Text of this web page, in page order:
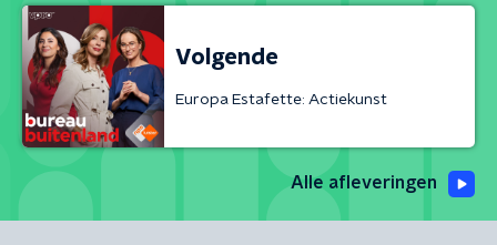
Volgende
Europa Estafette: Actiekunst
Alle afleveringen